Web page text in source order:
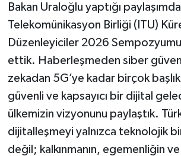
Bakan Uraloğlu yaptığı
Telekomünikasyon Birliği (ITU)
Düzenleyiciler 2026
ettik. Haberleşmeden siber
zekadan 5G’ye kadar birçok
güvenli ve kapsayıcı bir dijital
ülkemizin vizyonunu paylaştık.
dijitalleşmeyi yalnızca teknolojik
değil; kalkınmanın, egemenliğin ve